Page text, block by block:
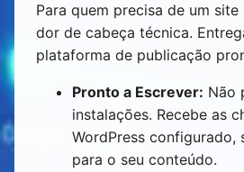
Para quem precisa de um
dor de cabeça técnica.
plataforma de publicação
Pronto a Escrever: Não
instalações. Recebe as
WordPress configurado,
para o seu conteúdo.